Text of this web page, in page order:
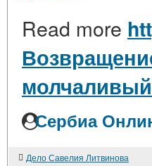
Read more
Сербиа
Дело Савелия Литвинова